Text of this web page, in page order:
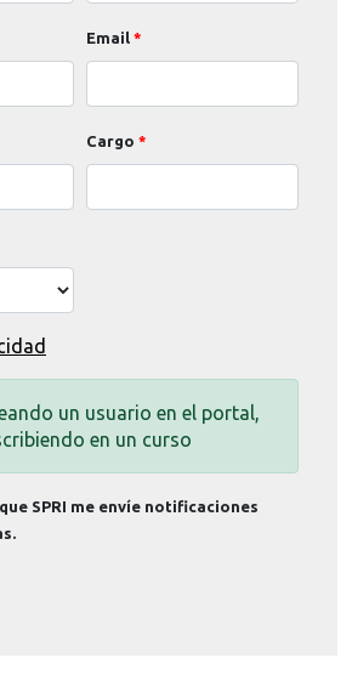
Email
Cargo
un usuario en el portal,
en un curso
SPRI me envíe notificaciones